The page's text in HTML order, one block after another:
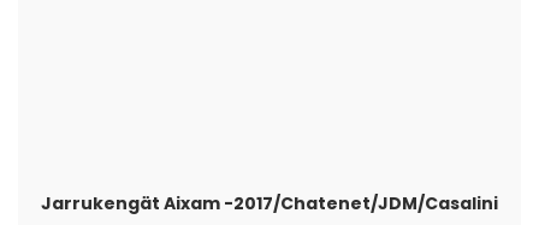
Jarrukengät Aixam -2017/Chatenet/JDM/Casalini